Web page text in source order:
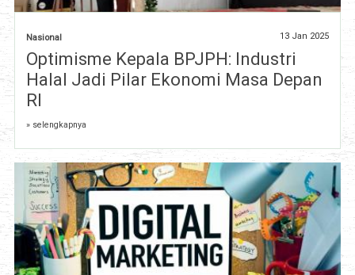
Nasional 13 Jan 2025
Optimisme Kepala BPJPH: Industri
Halal Jadi Pilar Ekonomi Masa Depan
RI
» selengkapnya